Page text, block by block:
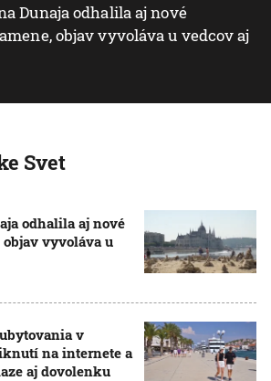
Dunaja odhalila aj nové
objav vyvoláva u vedcov aj
Svet
odhalila aj nové
vyvoláva u
v
na internete a
aj dovolenku